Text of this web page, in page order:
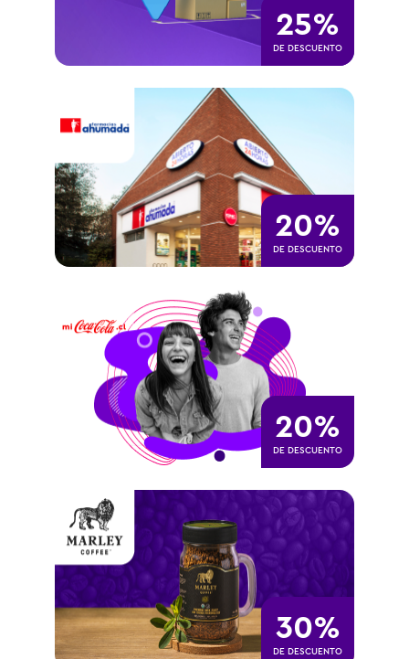
25%
DE DESCUENTO
20%
DE DESCUENTO
20%
DE DESCUENTO
30%
DE DESCUENTO